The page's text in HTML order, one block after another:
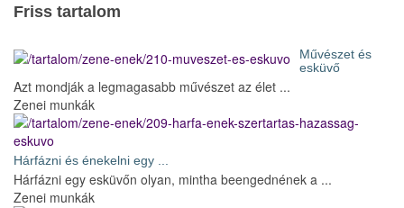
Friss tartalom
Művészet és
esküvő
Azt mondják a legmagasabb művészet az élet ...
Zenei munkák
Hárfázni és énekelni egy ...
Hárfázni egy esküvőn olyan, mintha beengednének a ...
Zenei munkák